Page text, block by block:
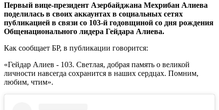
Первый вице-президент Азербайджана Мехрибан Алиева
поделилась в своих аккаунтах в социальных сетях
публикацией в связи со 103-й годовщиной со дня рождения
Общенационального лидера Гейдара Алиева.
Как сообщает БР, в публикации говорится:
«Гейдар Алиев - 103. Светлая, добрая память о великой
личности навсегда сохранится в наших сердцах. Помним,
любим, чтим».